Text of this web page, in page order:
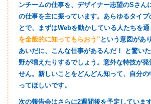
ンチームの仕事を、デザイナー志望のSさん
の仕事を主に振っています。あらゆるタイプ
とで、まずはWebを動かしている人たちを通
を全般的に知ってもらおう” という意図があ
あいだに、こんな仕事があるんだ！ と驚い
野が増えたりするでしょう。意外な特技が発
せん。新しいことをどんどん知って、自分
ってほしいです。
次の報告会はさらに2週間後を予定していま